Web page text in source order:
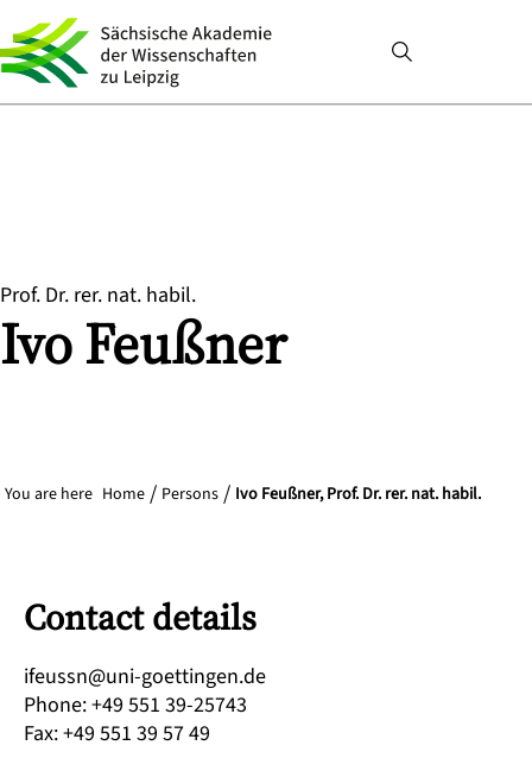
Prof. Dr. rer. nat. habil.
IvoFeußner
You are here Home Persons Ivo Feußner, Prof. Dr. rer. nat. habil.
Contact details
ed.negnitteog-inu@nssuefi
Phone:+49 551 39-25743
Fax:+49 551 39 57 49